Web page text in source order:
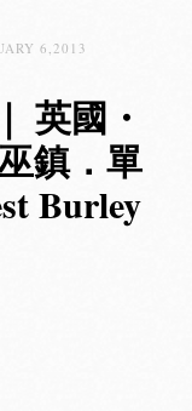
6,2013
英國・
鎮．單
Burley